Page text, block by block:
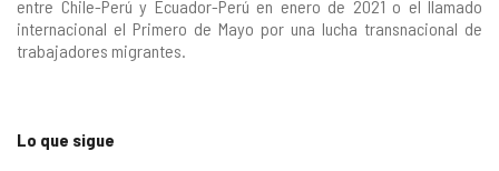
entre Chile-Perú y Ecuador-Perú en enero de 2021 o el llamado
internacional el Primero de Mayo por una lucha transnacional de
trabajadores migrantes
Lo que sigue